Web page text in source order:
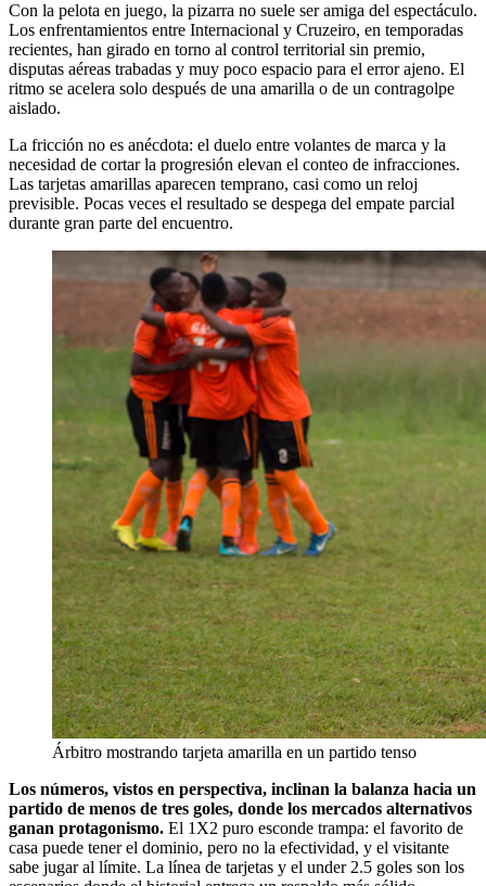
Con la pelota en juego, la pizarra no suele ser amiga del espectáculo.
Los enfrentamientos entre Internacional y Cruzeiro, en temporadas
recientes, han girado en torno al control territorial sin premio,
disputas aéreas trabadas y muy poco espacio para el error ajeno. El
ritmo se acelera solo después de una amarilla o de un contragolpe
aislado.
La fricción no es anécdota: el duelo entre volantes de marca y la
necesidad de cortar la progresión elevan el conteo de infracciones.
Las tarjetas amarillas aparecen temprano, casi como un reloj
previsible. Pocas veces el resultado se despega del empate parcial
durante gran parte del encuentro.
Árbitro mostrando tarjeta amarilla en un partido tenso
Los números, vistos en perspectiva, inclinan la balanza hacia un
partido de menos de tres goles, donde los mercados alternativos
ganan protagonismo. El 1X2 puro esconde trampa: el favorito de
casa puede tener el dominio, pero no la efectividad, y el visitante
sabe jugar al límite. La línea de tarjetas y el under 2.5 goles son los